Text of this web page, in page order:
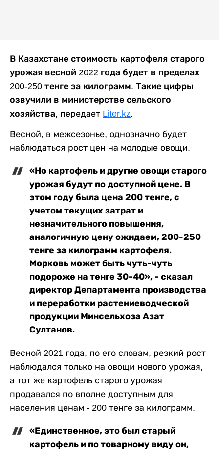
В Казахстане стоимость картофеля старого
урожая весной 2022 года будет в пределах
200-250 тенге за килограмм. Такие цифры
озвучили в министерстве сельского
хозяйства, передает Liter.kz.
Весной, в межсезонье, однозначно будет
наблюдаться рост цен на молодые овощи.
«Но картофель и другие овощи старого
урожая будут по доступной цене. В
этом году была цена 200 тенге, с
учетом текущих затрат и
незначительного повышения,
аналогичную цену ожидаем, 200-250
тенге за килограмм картофеля.
Морковь может быть чуть-чуть
подороже на тенге 30-40», - сказал
директор Департамента производства
и переработки растениеводческой
продукции Минсельхоза Азат
Султанов.
Весной 2021 года, по его словам, резкий рост
наблюдался только на овощи нового урожая,
а тот же картофель старого урожая
продавался по вполне доступным для
населения ценам - 200 тенге за килограмм.
«Единственное, это был старый
картофель и по товарному виду он,